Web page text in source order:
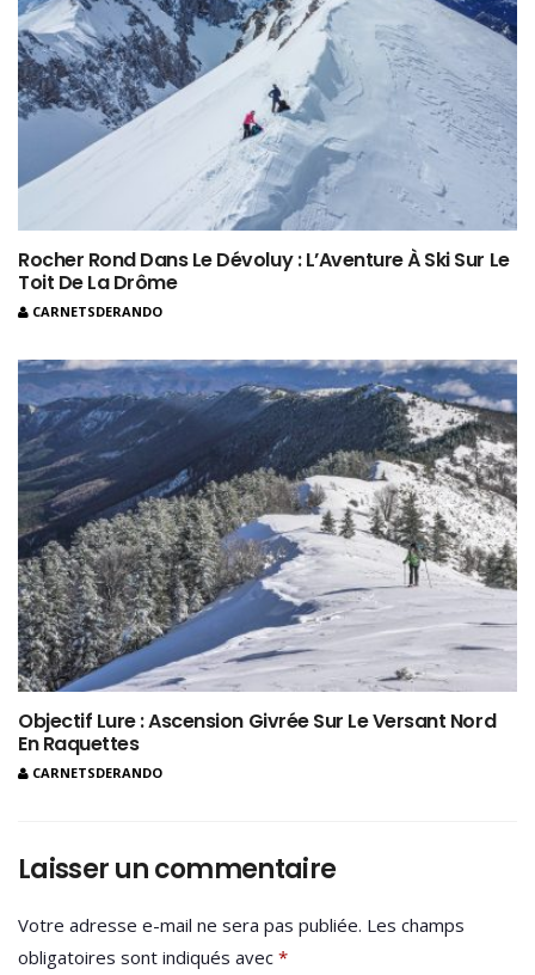
Rocher Rond Dans Le Dévoluy : L’Aventure À Ski Sur Le
Toit De La Drôme
CARNETSDERANDO
Objectif Lure : Ascension Givrée Sur Le Versant Nord
En Raquettes
CARNETSDERANDO
Laisser un commentaire
Votre adresse e-mail ne sera pas publiée. Les champs
obligatoires sont indiqués avec *